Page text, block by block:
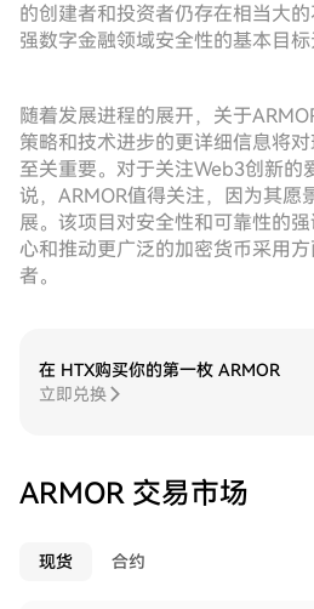
的创建者和投资者仍存在相当大
强数字金融领域安全性的基本目标
随着发展进程的展开，关于
策略和技术进步的更详细信息将
至关重要。对于关注Web3创新的
说，ARMOR值得关注，因为其愿
展。该项目对安全性和可靠性的
心和推动更广泛的加密货币采用
者。
在 HTX购买你的第一枚 ARMOR
立即兑换
ARMOR 交易市场
现货 合约